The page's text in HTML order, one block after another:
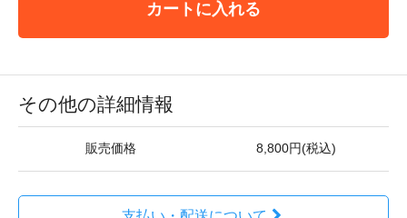
カートに入れる
その他の詳細情報
販売価格 8,800円(税込)